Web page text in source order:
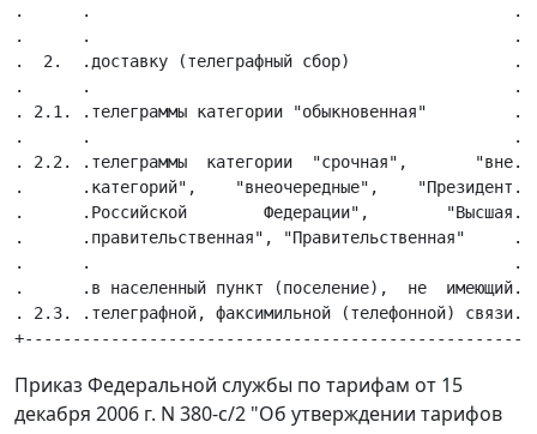
.      .                                            .
.      .                                            .
.  2.  .доставку (телеграфный сбор)
.      .                                            .
. 2.1. .телеграммы категории "обыкновенная"
.      .                                            .
. 2.2. .телеграммы  категории  "срочная",
.      .категорий",    "внеочередные",
.      .Российской        Федерации",
.      .правительственная", "Правительственная"
.      .                                            .
.      .в населенный пункт (поселение),  не
. 2.3. .телеграфной, факсимильной (телефонной)
Приказ Федеральной службы по тарифам от 15
декабря 2006 г. N 380-с/2 "Об утверждении тарифов